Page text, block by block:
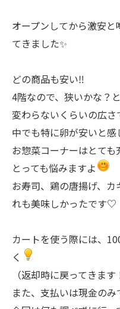
オープンしてから激安
てきました✨
どの商品も安い‼
4階なので、狭いかな？
変わらないくらいの広さ
中でも特に卵が安いと感
お惣菜コーナーはとて
とっても悩みますよ
お寿司、鶏の唐揚げ、
れも美味しかったです♡
カートを使う際には、
く
（返却時に戻ってきます
また、支払いは現金の